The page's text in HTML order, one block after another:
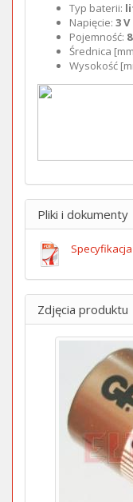
Typ baterii:
Napięcie: 3 V
Pojemność:
Średnica
Wysokość
Pliki i dokumenty
Zdjęcia produktu